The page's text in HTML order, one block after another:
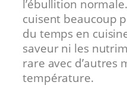
l’ébullition
cuisent beaucoup
du temps en
saveur ni les
rare avec d’autres
température.